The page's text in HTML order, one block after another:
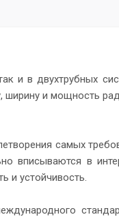
и в двухтрубных
ширину и мощность
самых
вписываются в
и устойчивость.